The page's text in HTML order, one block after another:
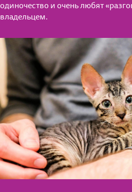
одиночество и очень любят
владельцем.